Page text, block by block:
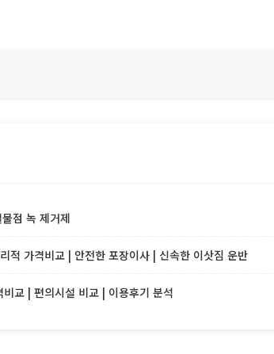
점 녹 제거제
적 가격비교 | 안전한 포장이사 | 신속한 이삿짐 운반
교 | 편의시설 비교 | 이용후기 분석